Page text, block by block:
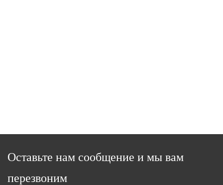
Оставьте нам сообщение и мы вам
перезвоним